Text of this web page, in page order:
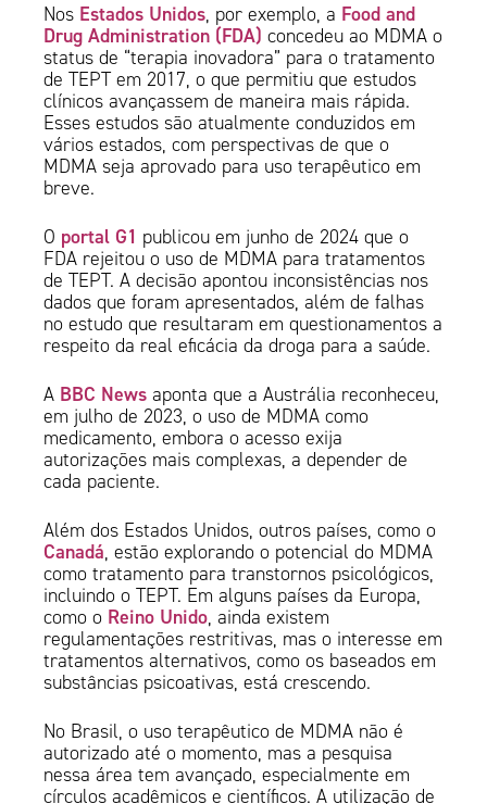
Nos Estados Unidos, por exemplo, a Food and
Drug Administration (FDA) concedeu ao MDMA o
status de “terapia inovadora” para o tratamento
de TEPT em 2017, o que permitiu que estudos
clínicos avançassem de maneira mais rápida.
Esses estudos são atualmente conduzidos em
vários estados, com perspectivas de que o
MDMA seja aprovado para uso terapêutico em
breve.
O portal G1 publicou em junho de 2024 que o
FDA rejeitou o uso de MDMA para tratamentos
de TEPT. A decisão apontou inconsistências nos
dados que foram apresentados, além de falhas
no estudo que resultaram em questionamentos a
respeito da real eficácia da droga para a saúde.
A BBC News aponta que a Austrália reconheceu,
em julho de 2023, o uso de MDMA como
medicamento, embora o acesso exija
autorizações mais complexas, a depender de
cada paciente.
Além dos Estados Unidos, outros países, como o
Canadá, estão explorando o potencial do MDMA
como tratamento para transtornos psicológicos,
incluindo o TEPT. Em alguns países da Europa,
como o Reino Unido, ainda existem
regulamentações restritivas, mas o interesse em
tratamentos alternativos, como os baseados em
substâncias psicoativas, está crescendo.
No Brasil, o uso terapêutico de MDMA não é
autorizado até o momento, mas a pesquisa
nessa área tem avançado, especialmente em
círculos acadêmicos e científicos. A utilização de